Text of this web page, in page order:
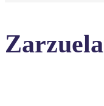
Zarzuela